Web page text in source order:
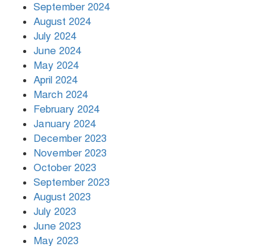
September 2024
August 2024
July 2024
June 2024
May 2024
April 2024
March 2024
February 2024
January 2024
December 2023
November 2023
October 2023
September 2023
August 2023
July 2023
June 2023
May 2023